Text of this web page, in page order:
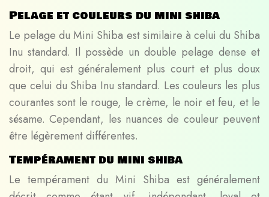
Pelage et couleurs du mini shiba
Le pelage du Mini Shiba est similaire à celui du Shiba
Inu standard. Il possède un double pelage dense et
droit, qui est généralement plus court et plus doux
que celui du Shiba Inu standard. Les couleurs les plus
courantes sont le rouge, le crème, le noir et feu, et le
sésame. Cependant, les nuances de couleur peuvent
être légèrement différentes.
Tempérament du mini shiba
Le tempérament du Mini Shiba est généralement